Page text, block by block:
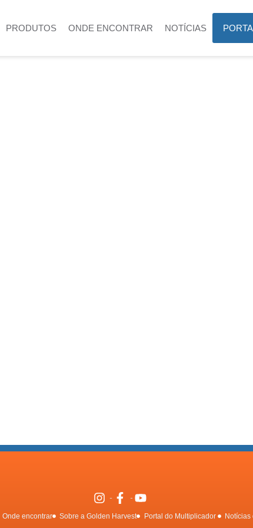
PRODUTOS ONDE ENCONTRAR NOTÍCIAS
Onde encontrar Sobre a Golden Harvest Portal do Multiplicador Notícias